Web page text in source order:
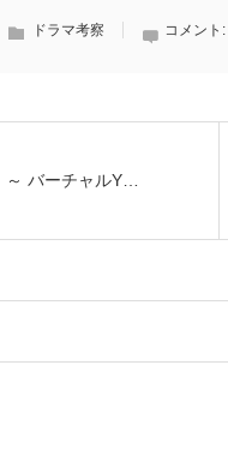
ドラマ考察 コメント:
バーチャルY…